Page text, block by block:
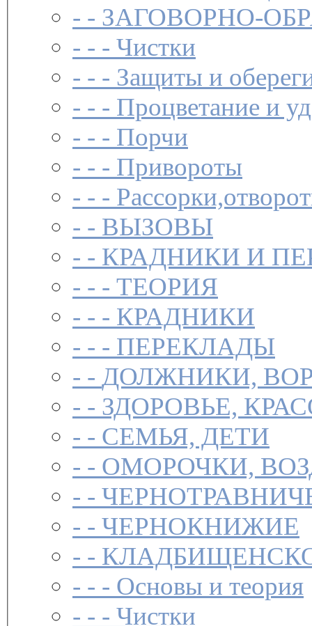
- - ЗАГОВОР­НО-
- - - Чистки­
- - - Защиты и
- - - Процветание и
- - - Порчи
- - - Привороты
- - -
- - ВЫЗОВЫ
- - КРАДНИКИ И
- - - ТЕОРИЯ
- - - КРАДНИКИ
- - - ПЕРЕКЛАДЫ
- - ДОЛЖНИКИ,
- - ЗДОРОВЬЕ,
- - СЕМЬЯ, ДЕТИ
- - ОМОРОЧКИ,
- -
- - ЧЕРНОКНИЖИЕ
- -
- - - Основы и теория
- - - Чистки­